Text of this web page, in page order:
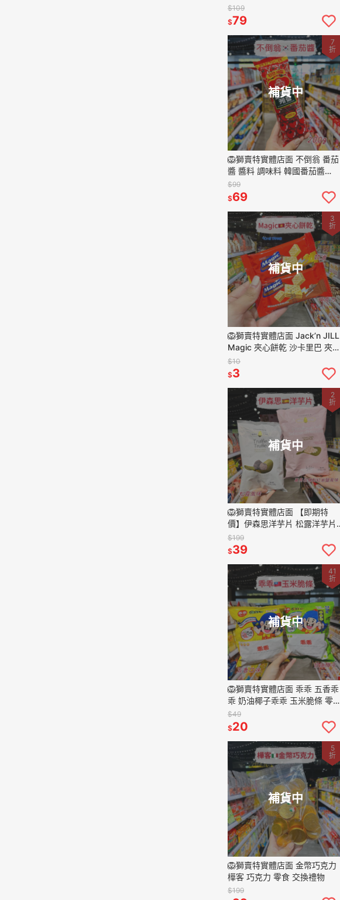
具 交換禮物 聖誕禮物 生日禮物
$109
$79
補貨中
7
折
🦁獅賣特實體店面 不倒翁 番茄
醬 醬料 調味料 韓國番茄醬
200g
$99
$69
補貨中
3
折
🦁獅賣特實體店面 Jack’n JILL
Magic 夾心餅乾 沙卡里巴 夾心
餅乾 餅乾 零食 夾心餅 15g
$10
$3
補貨中
2
折
🦁獅賣特實體店面 【即期特
價】伊森思洋芋片 松露洋芋片
喜馬拉雅粉紅岩鹽洋芋片 鹽味
洋芋片 洋芋片 零食 125g
$199
$39
補貨中
41
折
🦁獅賣特實體店面 乖乖 五香乖
乖 奶油椰子乖乖 玉米脆條 零食
零嘴 點心
$49
$20
補貨中
5
折
🦁獅賣特實體店面 金幣巧克力
樺客 巧克力 零食 交換禮物
$199